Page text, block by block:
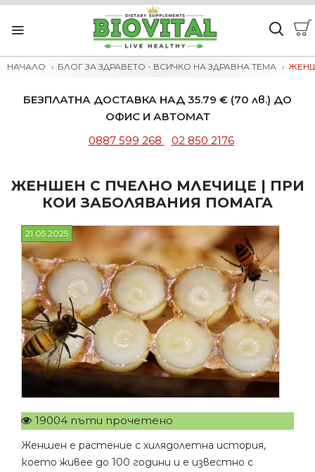
НАЧАЛО БЛОГ ЗА ЗДРАВЕТО - ВСИЧКО НА ЗДРАВНА ТЕМА
БЕЗПЛАТНА ДОСТАВКА НАД 35.79 € (70 лв.) ДО
ОФИС И АВТОМАТ
0887 599 268
02 850 2176
ЖЕНШЕН С ПЧЕЛНО МЛЕЧИЦЕ | ПРИ
КОИ ЗАБОЛЯВАНИЯ ПОМАГА
21.05.2025
19004 пъти прочетено
Женшен е растение с хилядолетна история,
което живее до 100 години и е известно с